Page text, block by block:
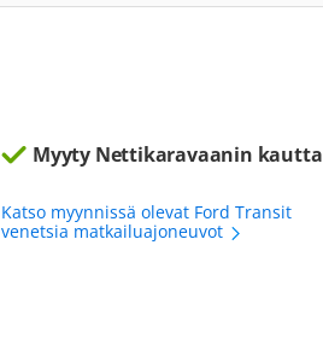
Myyty Nettikaravaanin kautta
Katso myynnissä olevat Ford Transit
venetsia matkailuajoneuvot